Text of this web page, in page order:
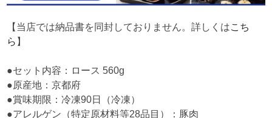
【当店では納品書を同封しておりません。詳しくはこち
ら 】
●セット内容：ロース 560g
●原産地：京都府
●賞味期限：冷凍90日（冷凍）
●アレルゲン（特定原材料等28品目）：豚肉